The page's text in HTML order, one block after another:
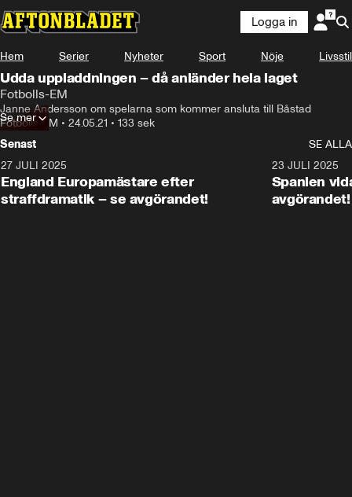
Logga in
Hem Serier Nyheter Sport Nöje Livsstil
Udda uppladdningen – då anländer hela laget
Fotbolls-EM
Janne Andersson om spelarna som kommer ansluta till Båstad
Fotbolls-EM • 24.05.21 • 133 sek
Se mer
Senast
SE ALLA
27 JULI 2025
England Europamästare efter
straffdramatik – se avgörandet!
23 JULI 2025
Spanien
avgörandet!